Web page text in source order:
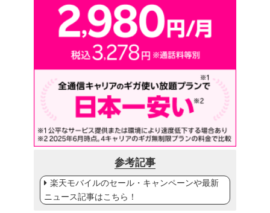
参考記事
楽天モバイルのセール・キャンペーンや最新
ニュース記事はこちら！